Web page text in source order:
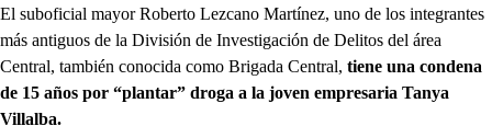
El suboficial mayor Roberto Lezcano Martínez, uno de los integrantes
más antiguos de la División de Investigación de Delitos del área
Central, también conocida como Brigada Central, tiene una condena
de 15 años por “plantar” droga a la joven empresaria Tanya
Villalba.